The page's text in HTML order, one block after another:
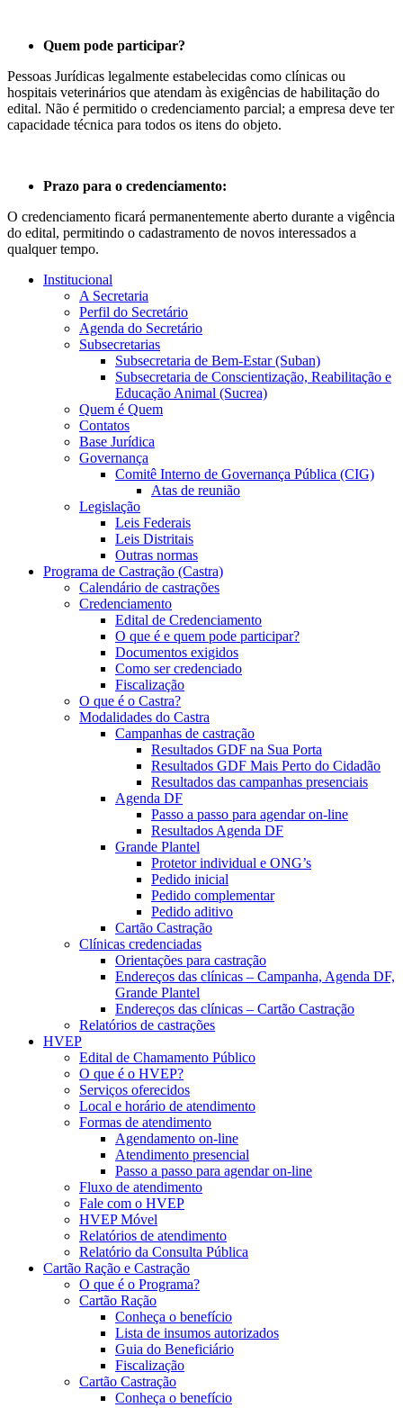
Quem pode participar?
Pessoas Jurídicas legalmente estabelecidas como clínicas ou
hospitais veterinários que atendam às exigências de habilitação do
edital. Não é permitido o credenciamento parcial; a empresa deve ter
capacidade técnica para todos os itens do objeto.
Prazo para o credenciamento:
O credenciamento ficará permanentemente aberto durante a vigência
do edital, permitindo o cadastramento de novos interessados a
qualquer tempo.
Institucional
A Secretaria
Perfil do Secretário
Agenda do Secretário
Subsecretarias
Subsecretaria de Bem-Estar (Suban)
Subsecretaria de Conscientização, Reabilitação e
Educação Animal (Sucrea)
Quem é Quem
Contatos
Base Jurídica
Governança
Comitê Interno de Governança Pública (CIG)
Atas de reunião
Legislação
Leis Federais
Leis Distritais
Outras normas
Programa de Castração (Castra)
Calendário de castrações
Credenciamento
Edital de Credenciamento
O que é e quem pode participar?
Documentos exigidos
Como ser credenciado
Fiscalização
O que é o Castra?
Modalidades do Castra
Campanhas de castração
Resultados GDF na Sua Porta
Resultados GDF Mais Perto do Cidadão
Resultados das campanhas presenciais
Agenda DF
Passo a passo para agendar on-line
Resultados Agenda DF
Grande Plantel
Protetor individual e ONG’s
Pedido inicial
Pedido complementar
Pedido aditivo
Cartão Castração
Clínicas credenciadas
Orientações para castração
Endereços das clínicas – Campanha, Agenda DF,
Grande Plantel
Endereços das clínicas – Cartão Castração
Relatórios de castrações
HVEP
Edital de Chamamento Público
O que é o HVEP?
Serviços oferecidos
Local e horário de atendimento
Formas de atendimento
Agendamento on-line
Atendimento presencial
Passo a passo para agendar on-line
Fluxo de atendimento
Fale com o HVEP
HVEP Móvel
Relatórios de atendimento
Relatório da Consulta Pública
Cartão Ração e Castração
O que é o Programa?
Cartão Ração
Conheça o benefício
Lista de insumos autorizados
Guia do Beneficiário
Fiscalização
Cartão Castração
Conheça o benefício